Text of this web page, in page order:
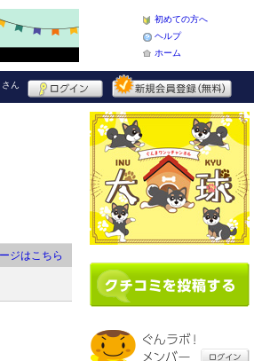
初めての方へ
ヘルプ
ホーム
さん
ジはこちら